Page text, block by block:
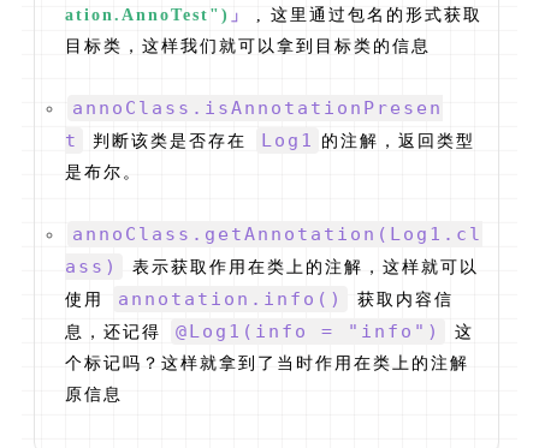
ation.AnnoTest") 」
, 这里通过包名的形式获取
目标类，这样我们就可以拿到目标类的信息
annoClass.isAnnotationPresen
t
判断该类是否存在 Log1
的注解，返回类型
是布尔。
annoClass.getAnnotation(Log1.cl
ass)
表示获取作用在类上的注解，这样就可以
使用
annotation.info()
获取内容信
息，还记得
@Log1(info = "info")
这
个标记吗？这样就拿到了当时作用在类上的注解
原信息